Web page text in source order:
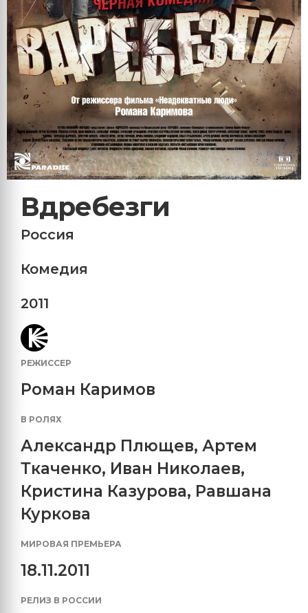
Вдребезги
Россия
Комедия
2011
РЕЖИССЕР
Роман Каримов
В РОЛЯХ
Александр Плющев, Артем
Ткаченко, Иван Николаев,
Кристина Казурова, Равшана
Куркова
МИРОВАЯ ПРЕМЬЕРА
18.11.2011
РЕЛИЗ В РОССИИ